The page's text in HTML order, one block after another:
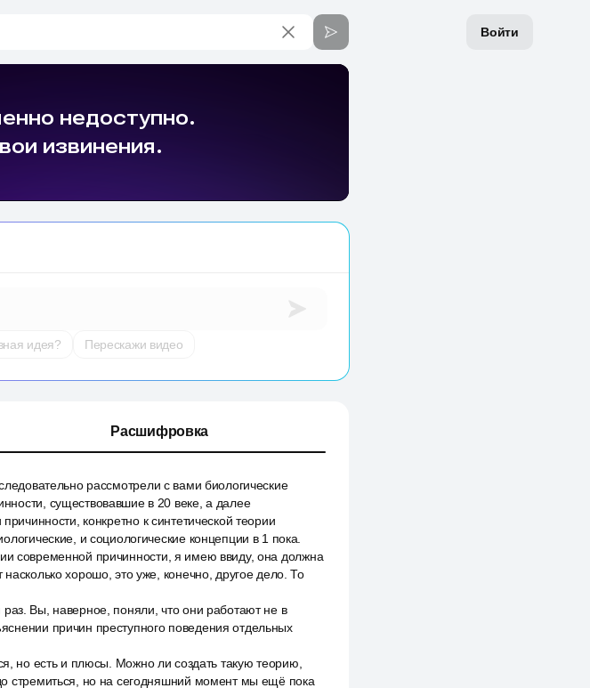
Войти
идея? Перескажи видео
Расшифровка
рассмотрели с вами биологические
существовавшие в 20 веке, а далее
конкретно к синтетической теории
и социологические концепции в 1 пока.
современной причинности, я имею ввиду, она должна
хорошо, это уже, конечно, другое дело. То
Вы, наверное, поняли, что они работают не в
причин преступного поведения отдельных
но есть и плюсы. Можно ли создать такую теорию,
стремиться, но на сегодняшний момент мы ещё пока